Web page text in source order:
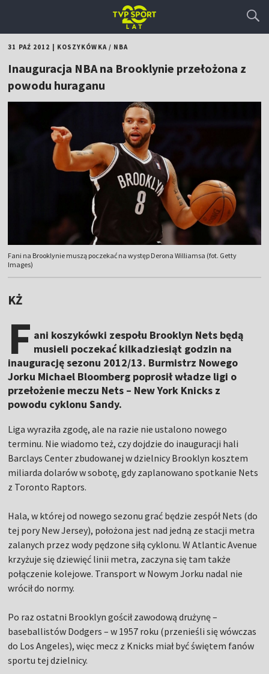
31 PAŹ 2012 KOSZYKÓWKA/ NBA
Inauguracja NBA na Brooklynie przełożona z
powodu huraganu
Fani na Brooklynie muszą poczekać na występ Derona Williamsa (fot. Getty
Images)
KŻ
F ani koszykówki zespołu Brooklyn Nets będą
musieli poczekać kilkadziesiąt godzin na
inaugurację sezonu 2012/13. Burmistrz Nowego
Jorku Michael Bloomberg poprosił władze ligi o
przełożenie meczu Nets – New York Knicks z
powodu cyklonu Sandy.
Liga wyraziła zgodę, ale na razie nie ustalono nowego
terminu. Nie wiadomo też, czy dojdzie do inauguracji hali
Barclays Center zbudowanej w dzielnicy Brooklyn kosztem
miliarda dolarów w sobotę, gdy zaplanowano spotkanie Nets
z Toronto Raptors.
Hala, w której od nowego sezonu grać będzie zespół Nets (do
tej pory New Jersey), położona jest nad jedną ze stacji metra
zalanych przez wody pędzone siłą cyklonu. W Atlantic Avenue
krzyżuje się dziewięć linii metra, zaczyna się tam także
połączenie kolejowe. Transport w Nowym Jorku nadal nie
wrócił do normy.
Po raz ostatni Brooklyn gościł zawodową drużynę –
baseballistów Dodgers – w 1957 roku (przenieśli się wówczas
do Los Angeles), więc mecz z Knicks miał być świętem fanów
sportu tej dzielnicy.